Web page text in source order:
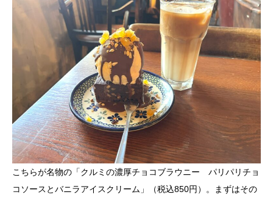
こちらが名物の「クルミの濃厚チョコブラウニー パリパリチョ
コソースとバニラアイスクリーム」（税込850円）。まずはその